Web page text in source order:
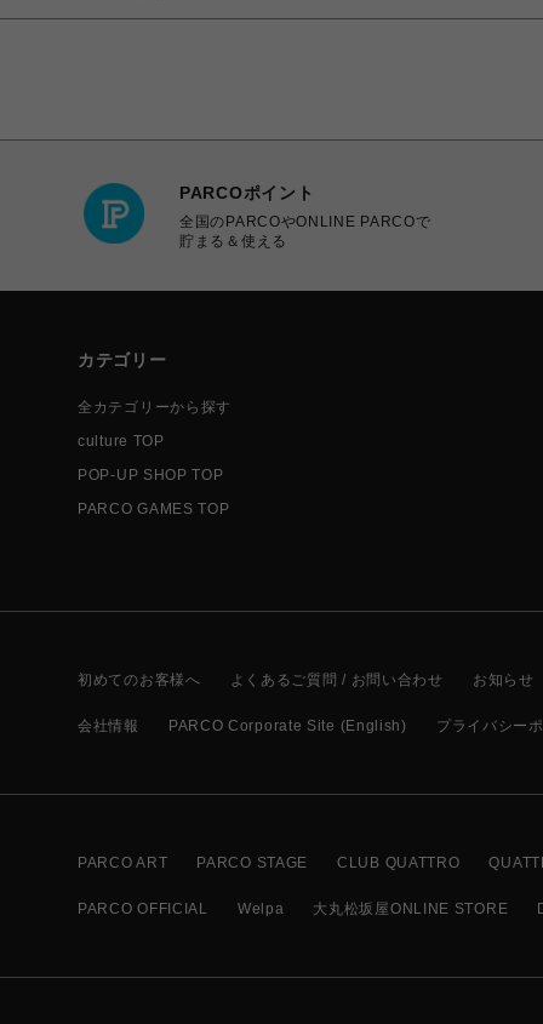
PARCOポイント
全国のPARCOやONLINE PARCOで
貯まる＆使える
カテゴリー
全カテゴリーから探す
culture TOP
POP-UP SHOP TOP
PARCO GAMES TOP
初めてのお客様へ よくあるご質問 / お問い合わせ お知らせ
会社情報 PARCO Corporate Site (English) プライバシー
PARCO ART PARCO STAGE CLUB QUATTRO
PARCO OFFICIAL Welpa 大丸松坂屋ONLINE STORE